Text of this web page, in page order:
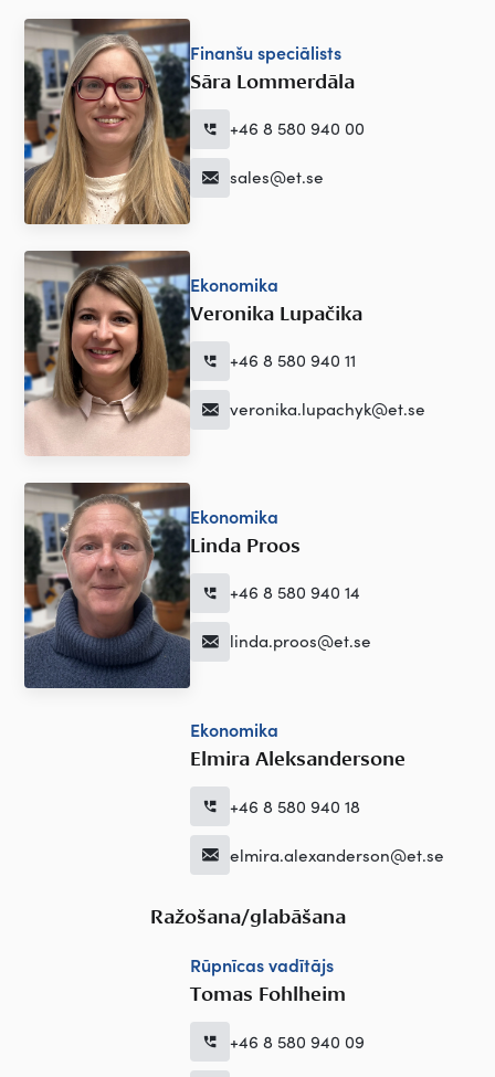
Finanšu speciālists
Sāra Lommerdāla
+46 8 580 940 00
sales@et.se
Ekonomika
Veronika Lupačika
+46 8 580 940 11
veronika.lupachyk@et.se
Ekonomika
Linda Proos
+46 8 580 940 14
linda.proos@et.se
Ekonomika
Elmira Aleksandersone
+46 8 580 940 18
elmira.alexanderson@et.se
Ražošana/glabāšana
Rūpnīcas vadītājs
Tomas Fohlheim
+46 8 580 940 09